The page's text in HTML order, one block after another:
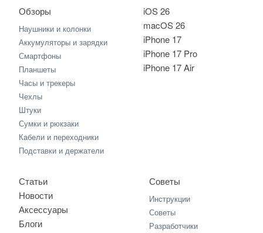
iOS 26
macOS 26
iPhone 17
iPhone 17 Pro
iPhone 17 Air
Обзоры
Наушники и колонки
Аккумуляторы и зарядки
Смартфоны
Планшеты
Часы и трекеры
Чехлы
Штуки
Сумки и рюкзаки
Кабели и переходники
Подставки и держатели
Статьи
Новости
Аксессуары
Блоги
Советы
Инструкции
Советы
Разработчики